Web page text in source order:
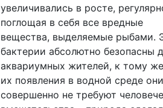
увеличивались в росте,
поглощая в себя все вредные
вещества, выделяемые рыбами.
бактерии абсолютно безопасны
аквариумных жителей, к тому
их появления в водной среде они
совершенно не требуют